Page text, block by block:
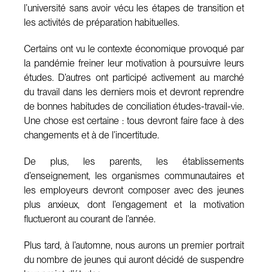
l’université sans avoir vécu les étapes de transition et
les activités de préparation habituelles.
Certains ont vu le contexte économique provoqué par
la pandémie freiner leur motivation à poursuivre leurs
études. D’autres ont participé activement au marché
du travail dans les derniers mois et devront reprendre
de bonnes habitudes de conciliation études-travail-vie.
Une chose est certaine : tous devront faire face à des
changements et à de l’incertitude.
De plus, les parents, les établissements
d’enseignement, les organismes communautaires et
les employeurs devront composer avec des jeunes
plus anxieux, dont l’engagement et la motivation
fluctueront au courant de l’année.
Plus tard, à l’automne, nous aurons un premier portrait
du nombre de jeunes qui auront décidé de suspendre